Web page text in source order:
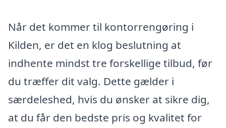
Når det kommer til kontorrengøring i
Kilden, er det en klog beslutning at
indhente mindst tre forskellige tilbud, før
du træffer dit valg. Dette gælder i
særdeleshed, hvis du ønsker at sikre dig,
at du får den bedste pris og kvalitet for